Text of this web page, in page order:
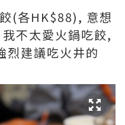
(各HK$88), 意想
不太愛火鍋吃餃,
烈建議吃火井的